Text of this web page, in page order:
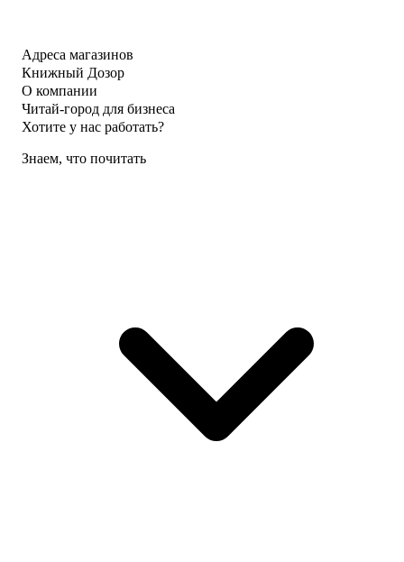
Адреса магазинов
Книжный Дозор
О компании
Читай-город для бизнеса
Хотите у нас работать?
Знаем, что почитать